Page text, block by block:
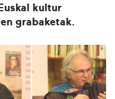
kultur
grabaketak.